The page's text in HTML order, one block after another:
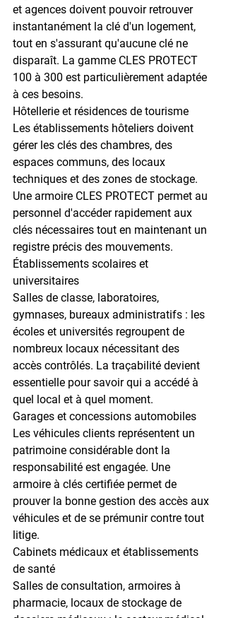
et agences doivent pouvoir retrouver
instantanément la clé d'un logement,
tout en s'assurant qu'aucune clé ne
disparaît. La gamme CLES PROTECT
100 à 300 est particulièrement adaptée
à ces besoins.
Hôtellerie et résidences de tourisme
Les établissements hôteliers doivent
gérer les clés des chambres, des
espaces communs, des locaux
techniques et des zones de stockage.
Une armoire CLES PROTECT permet au
personnel d'accéder rapidement aux
clés nécessaires tout en maintenant un
registre précis des mouvements.
Établissements scolaires et
universitaires
Salles de classe, laboratoires,
gymnases, bureaux administratifs : les
écoles et universités regroupent de
nombreux locaux nécessitant des
accès contrôlés. La traçabilité devient
essentielle pour savoir qui a accédé à
quel local et à quel moment.
Garages et concessions automobiles
Les véhicules clients représentent un
patrimoine considérable dont la
responsabilité est engagée. Une
armoire à clés certifiée permet de
prouver la bonne gestion des accès aux
véhicules et de se prémunir contre tout
litige.
Cabinets médicaux et établissements
de santé
Salles de consultation, armoires à
pharmacie, locaux de stockage de